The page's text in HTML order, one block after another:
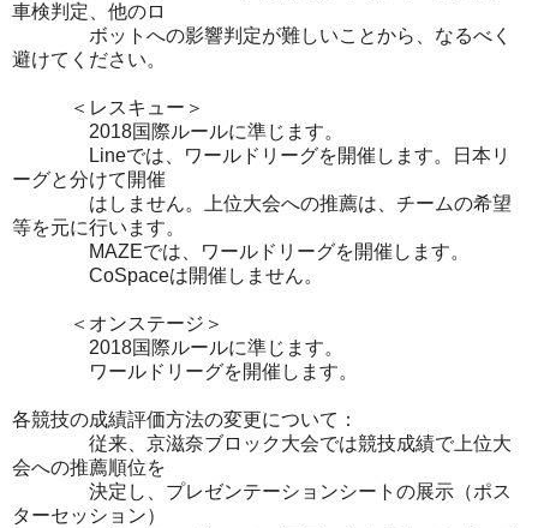
車検判定、他のロ
ボットへの影響判定が難しいことから、なるべく
避けてください。
＜レスキュー＞
2018国際ルールに準じます。
Lineでは、ワールドリーグを開催します。日本リ
ーグと分けて開催
はしません。上位大会への推薦は、チームの希望
等を元に行います。
MAZEでは、ワールドリーグを開催します。
CoSpaceは開催しません。
＜オンステージ＞
2018国際ルールに準じます。
ワールドリーグを開催します。
各競技の成績評価方法の変更について：
従来、京滋奈ブロック大会では競技成績で上位大
会への推薦順位を
決定し、プレゼンテーションシートの展示（ポス
ターセッション）